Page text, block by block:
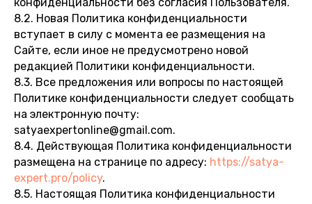
8.2. Новая Политика конфиденциальности
вступает в силу с момента ее размещения на
Сайте, если иное не предусмотрено новой
редакцией Политики конфиденциальности.
8.3. Все предложения или вопросы по настоящей
Политике конфиденциальности следует сообщать
на электронную почту:
satyaexpertonline@gmail.com.
8.4. Действующая Политика конфиденциальности
размещена на странице по адресу: https://satya-
expert.pro/policy.
8.5. Настоящая Политика конфиденциальности